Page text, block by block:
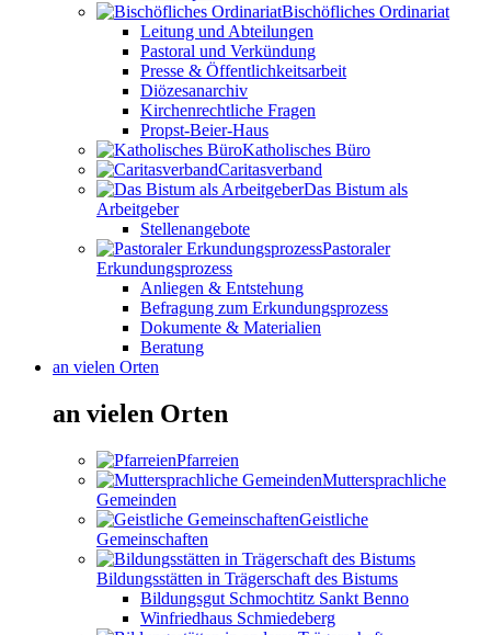
Bischöfliches Ordinariat
Leitung und Abteilungen
Pastoral und Verkündung
Presse & Öffentlichkeitsarbeit
Diözesanarchiv
Kirchenrechtliche Fragen
Propst-Beier-Haus
Katholisches Büro
Caritasverband
Das Bistum als
Arbeitgeber
Stellenangebote
Pastoraler
Erkundungsprozess
Anliegen & Entstehung
Befragung zum Erkundungsprozess
Dokumente & Materialien
Beratung
an vielen Orten
an vielen Orten
Pfarreien
Muttersprachliche
Gemeinden
Geistliche
Gemeinschaften
Bildungsstätten in Trägerschaft des Bistums
Bildungsgut Schmochtitz Sankt Benno
Winfriedhaus Schmiedeberg